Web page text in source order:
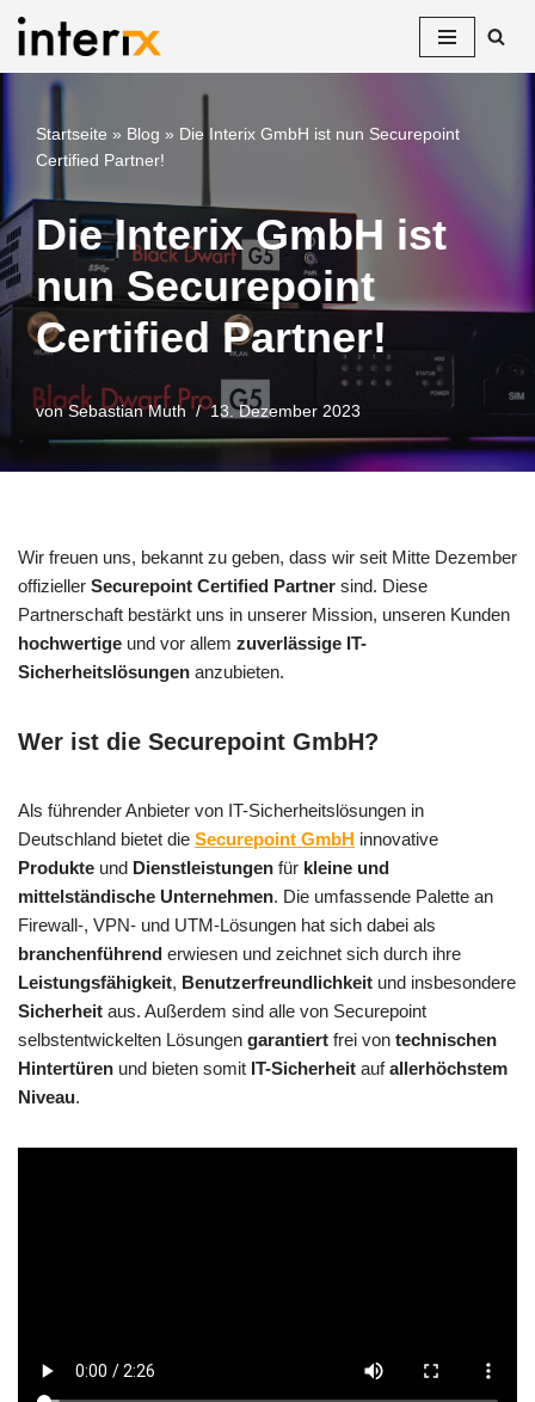
Inhalt
Startseite » Blog » Die Interix GmbH ist nun Securepoint
Certified Partner!
Die Interix GmbH ist
nun Securepoint
Certified Partner!
vonSebastian Muth 13. Dezember 2023
Wir freuen uns, bekannt zu geben, dass wir seit Mitte Dezember
offizieller Securepoint Certified Partner sind. Diese
Partnerschaft bestärkt uns in unserer Mission, unseren Kunden
hochwertige und vor allem zuverlässige IT-
Sicherheitslösungen anzubieten.
Wer ist die Securepoint GmbH?
Als führender Anbieter von IT-Sicherheitslösungen in
Deutschland bietet die Securepoint GmbH innovative
Produkte und Dienstleistungen für kleine und
mittelständische Unternehmen. Die umfassende Palette an
Firewall-, VPN- und UTM-Lösungen hat sich dabei als
branchenführend erwiesen und zeichnet sich durch ihre
Leistungsfähigkeit, Benutzerfreundlichkeit und insbesondere
Sicherheit aus. Außerdem sind alle von Securepoint
selbstentwickelten Lösungen garantiert frei von technischen
Hintertüren und bieten somit IT-Sicherheit aufallerhöchstem
Niveau.